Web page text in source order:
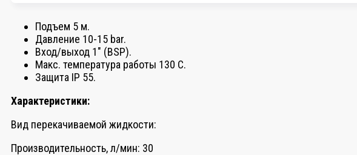
Подъем 5 м.
Давление 10-15 bar.
Вход/выход 1″ (BSP).
Макс. температура работы 130 С.
Защита IP 55.
Характеристики:
Вид перекачиваемой жидкости:
Производительность, л/мин: 30